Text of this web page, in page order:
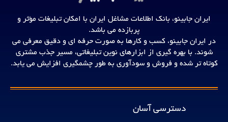
آموزشگاه خیاطی با الگو در تهران آموزش خیاطی مبتدی در تهران
صنایع دستی در شرق تهران صنایع دستی در غرب تهران
صنایع دستی در شمال تهران صنایع دستی در مرکز تهران
صنایع دستی در جنوب تهران
ایران جابینو، بانک اطلاعات مشاغل ایران با امکان تبلیغات مؤثر و
پربازده می باشد.
در ایران جابینو، کسب و کارها به صورت حرفه ای و دقیق معرفی می
شوند. با بهره گیری از ابزارهای نوین تبلیغاتی، مسیر جذب مشتری
کوتاه تر شده و فروش و سودآوری به طور چشمگیری افزایش می یابد.
دسترسی آسان